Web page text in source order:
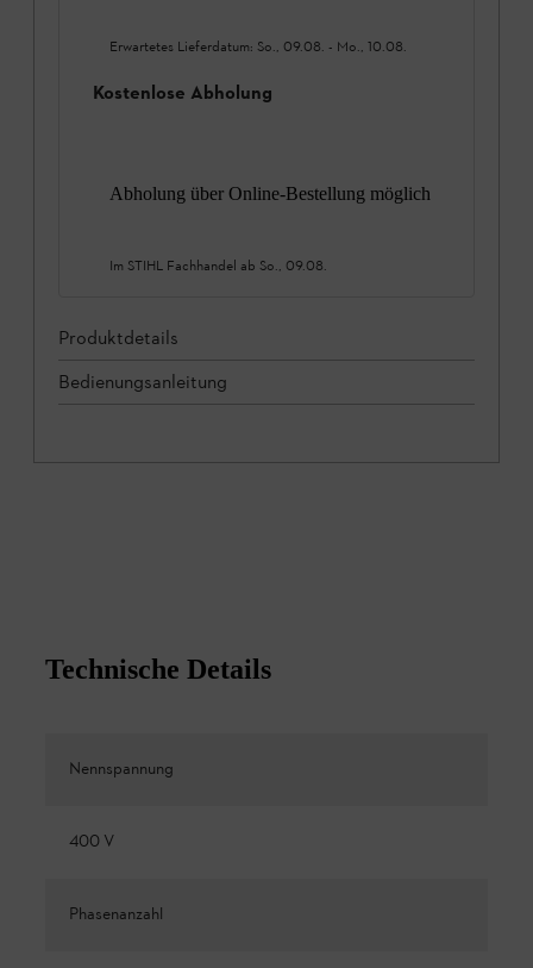
Erwartetes Lieferdatum: So., 09.08. - Mo., 10.08.
Kostenlose Abholung
Abholung über Online-Bestellung möglich
Im STIHL Fachhandel ab So., 09.08.
Produktdetails
Bedienungsanleitung
Technische Details
Nennspannung
400 V
Phasenanzahl